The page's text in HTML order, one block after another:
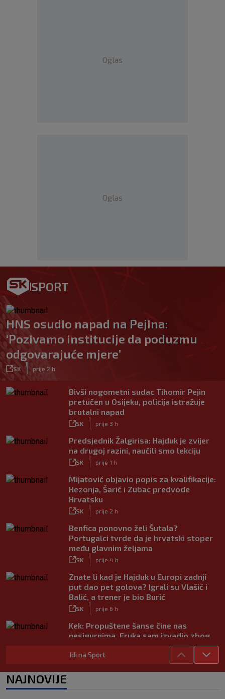
Oglas
Oglas
SPORT
HNS osudio napad na Pejina:
‘Pozivamo institucije da poduzmu
odgovarajuće mjere’
SK prije 2 h
Bivši nogometni sudac Tihomir Pejin
pretučen u Osijeku, policija istražuje
brutalni napad
SK prije 3 h
Predsjednik Žalgirisa: Hajduk je zvijer
na drugoj razini, naučili smo lekciju
SK prije 1 h
Mijatović objavio popis za kvalifikacije:
Hezonja, Šarić i Zubac predvode
Hrvatsku
SK prije 2 h
Benfica ponovno želi Šutala?
Portugalci tvrde da je hrvatski stoper
među glavnim željama
SK prije 4 h
Znate li kad je Hajduk u Europi zadnji
put dao pet golova? Igrali su Vlašić i
Balić, a trener je bio Burić
SK prije 6 h
Kek: Propuštene šanse čine nas
nesigurnima. Fruka sam izvadio zbog
ozljede, pripremamo se na život bez
njega
Idi na Sport
NAJNOVIJE